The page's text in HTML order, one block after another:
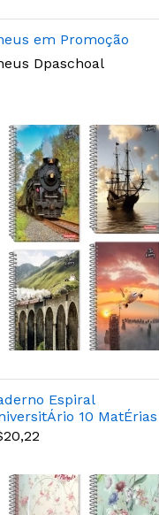
em Promoção
Dpaschoal
Espiral
10 MatÉrias
Carry 200 Folhas -